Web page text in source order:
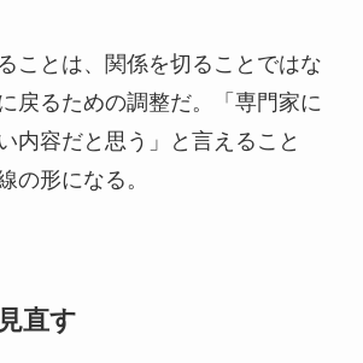
ことは、関係を切ることではな
戻るための調整だ。「専門家に
内容だと思う」と言えること
の形になる。
直す